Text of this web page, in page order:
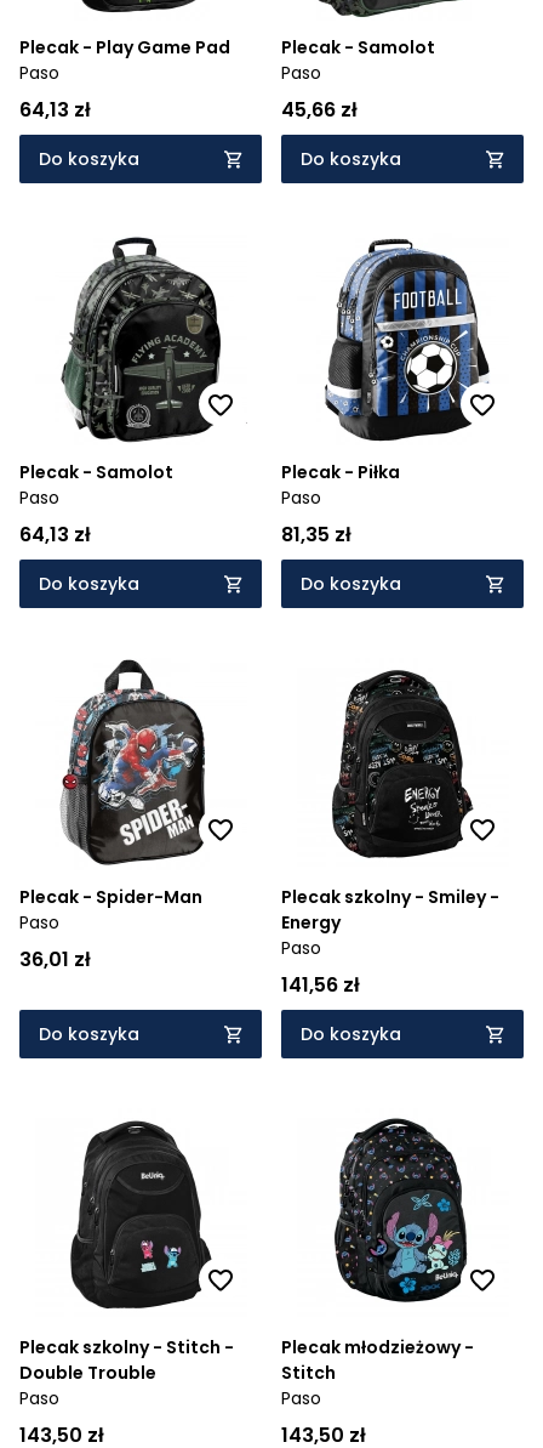
Plecak - Play Game Pad
Paso
64,13 zł
Do koszyka
Plecak - Samolot
Paso
45,66 zł
Do koszyka
Plecak - Samolot
Paso
64,13 zł
Do koszyka
Plecak - Piłka
Paso
81,35 zł
Do koszyka
Plecak - Spider-Man
Paso
36,01 zł
Do koszyka
Plecak szkolny - Smiley -
Energy
Paso
141,56 zł
Do koszyka
Plecak szkolny - Stitch -
Double Trouble
Paso
143,50 zł
Plecak młodzieżowy -
Stitch
Paso
143,50 zł